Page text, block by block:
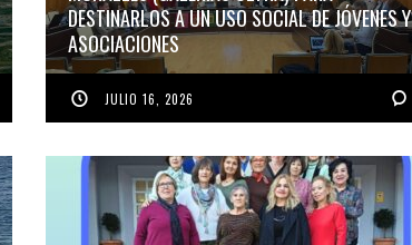
DESTINARLOS A UN USO SOCIAL DE JÓVENES Y
ASOCIACIONES
JULIO 16, 2026